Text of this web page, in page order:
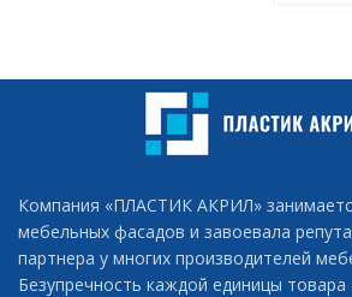
Компания «ПЛАСТИК АКРИЛ»
мебельных фасадов и завоевала
партнера у многих производителей
Безупречность каждой единицы